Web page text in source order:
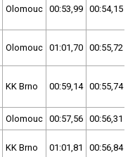
Olomouc 00:53,99 00:54,15
Olomouc 01:01,70 00:55,72
KK Brno 00:59,14 00:55,74
Olomouc 00:57,56 00:56,31
KK Brno 01:01,81 00:56,84